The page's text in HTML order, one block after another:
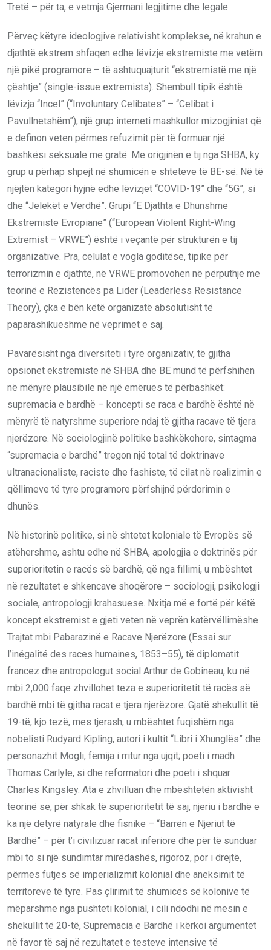
Tretë – për ta, e vetmja Gjermani legjitime dhe legale.
Përveç këtyre ideologjive relativisht komplekse, në krahun e
djathtë ekstrem shfaqen edhe lëvizje ekstremiste me vetëm
një pikë programore – të ashtuquajturit “ekstremistë me një
çështje” (single-issue extremists). Shembull tipik është
lëvizja “Incel” (“Involuntary Celibates” – “Celibat i
Pavullnetshëm”), një grup interneti mashkullor mizogjinist që
e definon veten përmes refuzimit për të formuar një
bashkësi seksuale me gratë. Me origjinën e tij nga SHBA, ky
grup u përhap shpejt në shumicën e shteteve të BE-së. Në të
njëjtën kategori hyjnë edhe lëvizjet “COVID-19” dhe “5G”, si
dhe “Jelekët e Verdhë”. Grupi “E Djathta e Dhunshme
Ekstremiste Evropiane” (“European Violent Right-Wing
Extremist – VRWE”) është i veçantë për strukturën e tij
organizative. Pra, celulat e vogla goditëse, tipike për
terrorizmin e djathtë, në VRWE promovohen në përputhje me
teorinë e Rezistencës pa Lider (Leaderless Resistance
Theory), çka e bën këtë organizatë absolutisht të
paparashikueshme në veprimet e saj.
Pavarësisht nga diversiteti i tyre organizativ, të gjitha
opsionet ekstremiste në SHBA dhe BE mund të përfshihen
në mënyrë plausibile në një emërues të përbashkët:
supremacia e bardhë – koncepti se raca e bardhë është në
mënyrë të natyrshme superiore ndaj të gjitha racave të tjera
njerëzore. Në sociologjinë politike bashkëkohore, sintagma
“supremacia e bardhë” tregon një total të doktrinave
ultranacionaliste, raciste dhe fashiste, të cilat në realizimin e
qëllimeve të tyre programore përfshijnë përdorimin e
dhunës.
Në historinë politike, si në shtetet koloniale të Evropës së
atëhershme, ashtu edhe në SHBA, apologjia e doktrinës për
superioritetin e racës së bardhë, që nga fillimi, u mbështet
në rezultatet e shkencave shoqërore – sociologji, psikologji
sociale, antropologji krahasuese. Nxitja më e fortë për këtë
koncept ekstremist e gjeti veten në veprën katërvëllimëshe
Trajtat mbi Pabarazinë e Racave Njerëzore (Essai sur
l’inégalité des races humaines, 1853–55), të diplomatit
francez dhe antropologut social Arthur de Gobineau, ku në
mbi 2,000 faqe zhvillohet teza e superioritetit të racës së
bardhë mbi të gjitha racat e tjera njerëzore. Gjatë shekullit të
19-të, kjo tezë, mes tjerash, u mbështet fuqishëm nga
nobelisti Rudyard Kipling, autori i kultit “Libri i Xhunglës” dhe
personazhit Mogli, fëmija i rritur nga ujqit; poeti i madh
Thomas Carlyle, si dhe reformatori dhe poeti i shquar
Charles Kingsley. Ata e zhvilluan dhe mbështetën aktivisht
teorinë se, për shkak të superioritetit të saj, njeriu i bardhë e
ka një detyrë natyrale dhe fisnike – “Barrën e Njeriut të
Bardhë” – për t’i civilizuar racat inferiore dhe për të sunduar
mbi to si një sundimtar mirëdashës, rigoroz, por i drejtë,
përmes futjes së imperializmit kolonial dhe aneksimit të
territoreve të tyre. Pas çlirimit të shumicës së kolonive të
mëparshme nga pushteti kolonial, i cili ndodhi në mesin e
shekullit të 20-të, Supremacia e Bardhë i kërkoi argumentet
në favor të saj në rezultatet e testeve intensive të